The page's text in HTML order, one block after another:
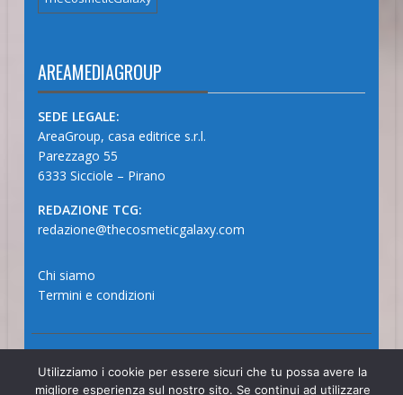
AREAMEDIAGROUP
SEDE LEGALE:
AreaGroup, casa editrice s.r.l.
Parezzago 55
6333 Sicciole – Pirano
REDAZIONE TCG:
redazione@thecosmeticgalaxy.com
Chi siamo
Termini e condizioni
Utilizziamo i cookie per essere sicuri che tu possa avere la
migliore esperienza sul nostro sito. Se continui ad utilizzare